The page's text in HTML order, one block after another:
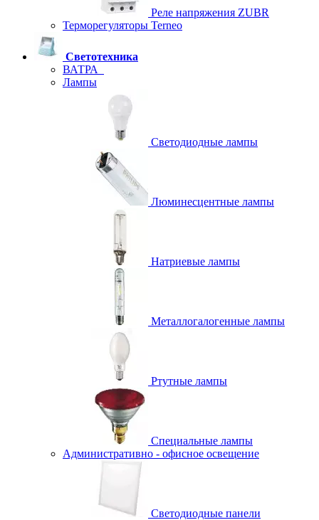
Реле напряжения ZUBR
Терморегуляторы Terneo
Светотехника
ВАТРА
Лампы
Светодиодные лампы
Люминесцентные лампы
Натриевые лампы
Металлогалогенные лампы
Ртутные лампы
Специальные лампы
Административно - офисное освещение
Светодиодные панели